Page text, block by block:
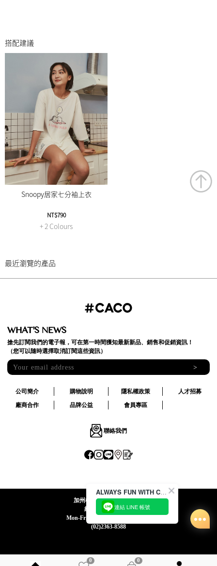
搭配建議
Snoopy居家七分袖上衣
NT$790
+ 2 Colours
最近瀏覽的產品
0 0
WHAT'S NEWS
搶先訂閱我們的電子報，可在第一時間獲知最新新品、銷售和促銷資訊！
（您可以隨時選擇取消訂閱這些資訊）
>
公司簡介 購物說明 隱私權政策
人才招募
廠商合作
品牌公益 會員專區
聯絡我們
加州椰子國際股份有限公司
統一編號:24492069
Mon-Fri 09:00-12:30 / 13:30-18:00
(02)2363-8588
ALWAYS FUN WITH CACO !
連結 LINE 帳號